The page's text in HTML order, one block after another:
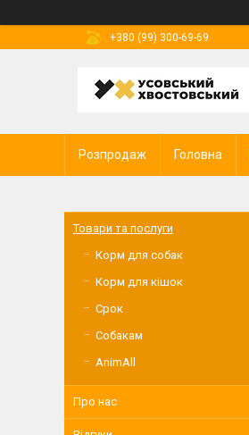
+380 (99) 300-69-69
Розпродаж Головна
Товари та послуги
Корм для собак
Корм для кішок
Срок
Собакам
AnimAll
Про нас